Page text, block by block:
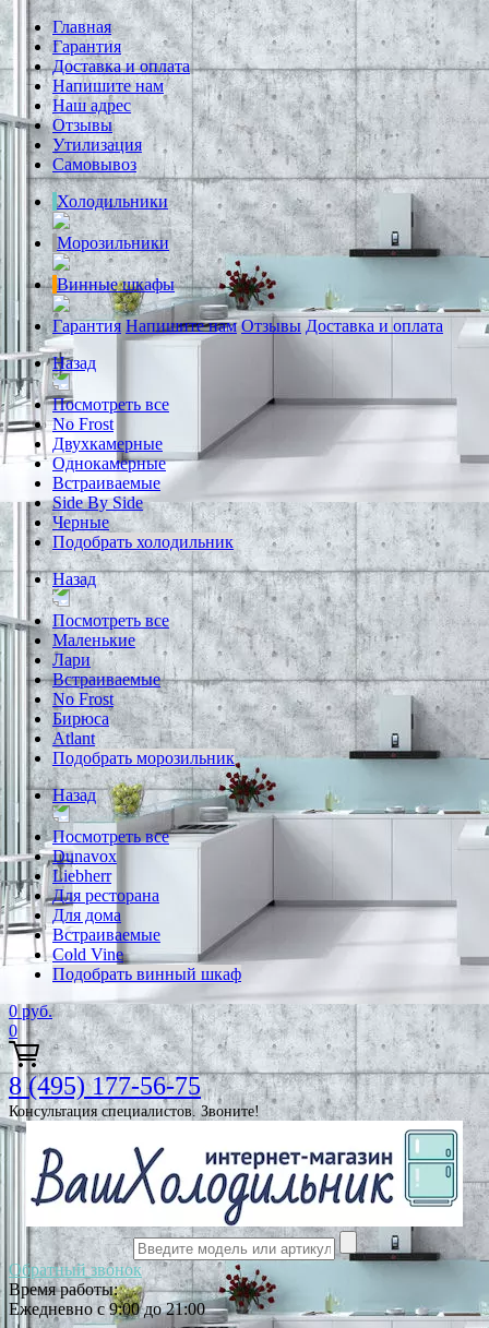
Главная
Гарантия
Доставка и оплата
Напишите нам
Наш адрес
Отзывы
Утилизация
Самовывоз
Холодильники
Морозильники
Винные шкафы
Гарантия Напишите нам Отзывы Доставка и оплата
Назад
Посмотреть все
No Frost
Двухкамерные
Однокамерные
Встраиваемые
Side By Side
Черные
Подобрать холодильник
Назад
Посмотреть все
Маленькие
Лари
Встраиваемые
No Frost
Бирюса
Atlant
Подобрать морозильник
Назад
Посмотреть все
Dunavox
Liebherr
Для ресторана
Для дома
Встраиваемые
Cold Vine
Подобрать винный шкаф
0 руб.
0
8 (495) 177-56-75
Консультация специалистов. Звоните!
Обратный звонок
Время работы:
Ежедневно с 9:00 до 21:00